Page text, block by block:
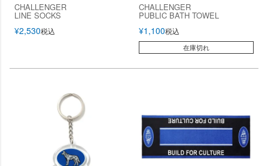
CHALLENGER
LINE SOCKS
¥2,530税込
CHALLENGER
PUBLIC BATH TOWEL
¥1,100税込
在庫切れ